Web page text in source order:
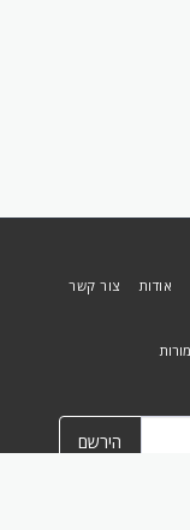
אודות צור קשר
הירשם